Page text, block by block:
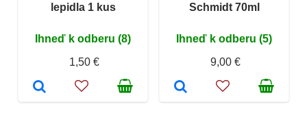
lepidla 1 kus
Ihneď k odberu (8)
1,50 €
Schmidt 70ml
Ihneď k odberu (5)
9,00 €